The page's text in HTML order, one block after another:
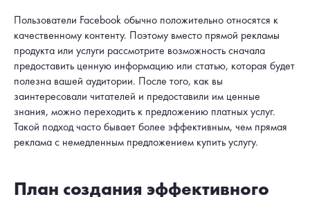
Пользователи Facebook обычно положительно относятся к
качественному контенту. Поэтому вместо прямой рекламы
продукта или услуги рассмотрите возможность сначала
предоставить ценную информацию или статью, которая будет
полезна вашей аудитории. После того, как вы
заинтересовали читателей и предоставили им ценные
знания, можно переходить к предложению платных услуг.
Такой подход часто бывает более эффективным, чем прямая
реклама с немедленным предложением купить услугу.
План создания эффективного